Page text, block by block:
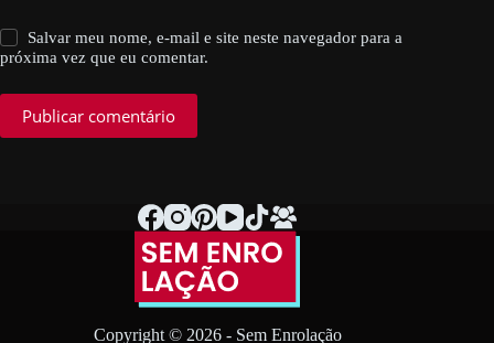
Salvar meu nome, e-mail e site neste navegador para a
próxima vez que eu comentar.
Publicar comentário
Copyright © 2026 - Sem Enrolação